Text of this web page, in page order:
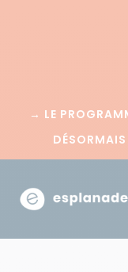
→ LE